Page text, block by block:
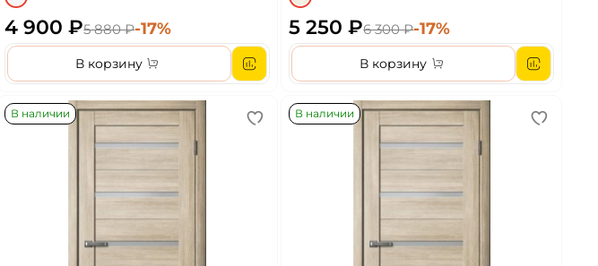
4 900 ₽5 880 ₽-17%
В корзину
5 250 ₽6 300 ₽-17%
В корзину
В наличии В наличии